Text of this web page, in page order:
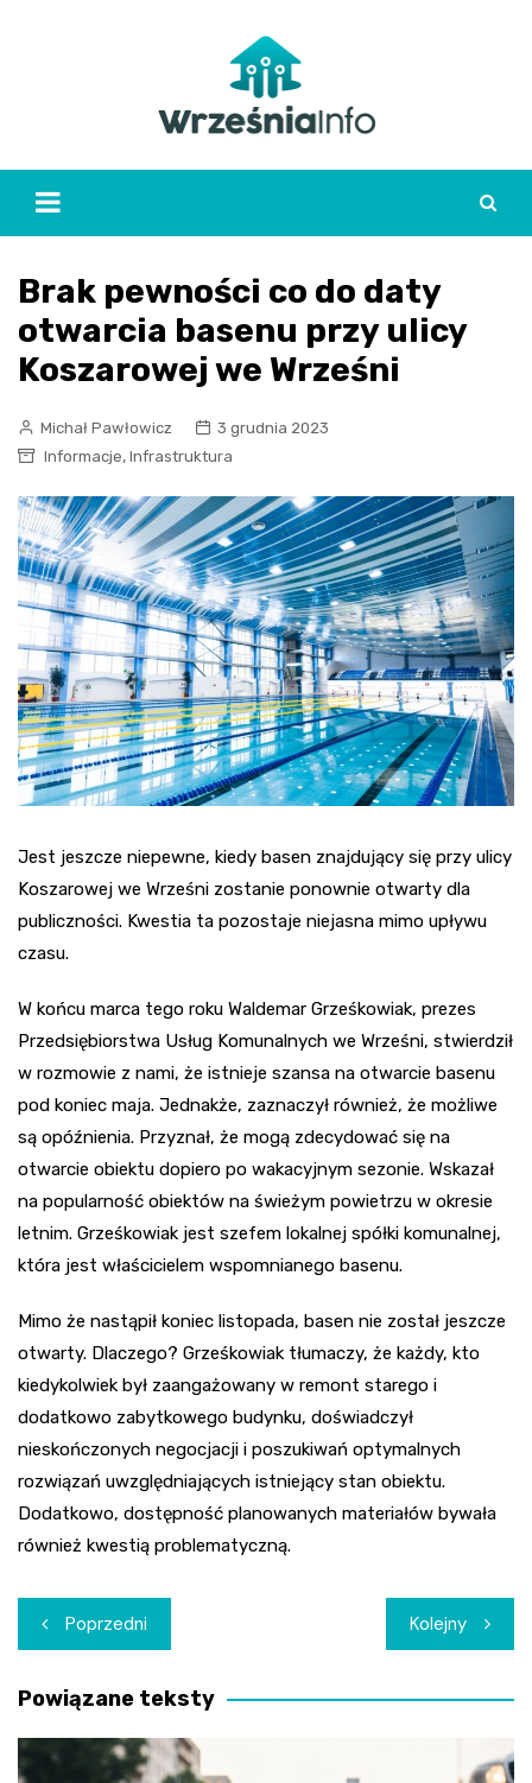
Brak pewności co do daty
otwarcia basenu przy ulicy
Koszarowej we Wrześni
Michał Pawłowicz
3 grudnia 2023
Informacje, Infrastruktura
Jest jeszcze niepewne, kiedy basen znajdujący się przy ulicy
Koszarowej we Wrześni zostanie ponownie otwarty dla
publiczności. Kwestia ta pozostaje niejasna mimo upływu
czasu.
W końcu marca tego roku Waldemar Grześkowiak, prezes
Przedsiębiorstwa Usług Komunalnych we Wrześni, stwierdził
w rozmowie z nami, że istnieje szansa na otwarcie basenu
pod koniec maja. Jednakże, zaznaczył również, że możliwe
są opóźnienia. Przyznał, że mogą zdecydować się na
otwarcie obiektu dopiero po wakacyjnym sezonie. Wskazał
na popularność obiektów na świeżym powietrzu w okresie
letnim. Grześkowiak jest szefem lokalnej spółki komunalnej,
która jest właścicielem wspomnianego basenu.
Mimo że nastąpił koniec listopada, basen nie został jeszcze
otwarty. Dlaczego? Grześkowiak tłumaczy, że każdy, kto
kiedykolwiek był zaangażowany w remont starego i
dodatkowo zabytkowego budynku, doświadczył
nieskończonych negocjacji i poszukiwań optymalnych
rozwiązań uwzględniających istniejący stan obiektu.
Dodatkowo, dostępność planowanych materiałów bywała
również kwestią problematyczną.
Nawigacja
wpisu
Poprzedni Kolejny
Powiązane teksty